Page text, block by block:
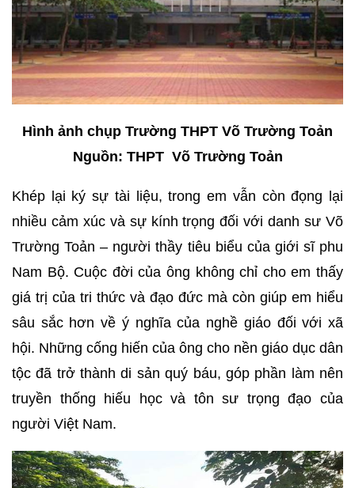
Hình ảnh chụp Trường THPT Võ Trường Toản
Nguồn: THPT Võ Trường Toản
Khép lại ký sự tài liệu, trong em vẫn còn đọng lại
nhiều cảm xúc và sự kính trọng đối với danh sư Võ
Trường Toản – người thầy tiêu biểu của giới sĩ phu
Nam Bộ. Cuộc đời của ông không chỉ cho em thấy
giá trị của tri thức và đạo đức mà còn giúp em hiểu
sâu sắc hơn về ý nghĩa của nghề giáo đối với xã
hội. Những cống hiến của ông cho nền giáo dục dân
tộc đã trở thành di sản quý báu, góp phần làm nên
truyền thống hiếu học và tôn sư trọng đạo của
người Việt Nam.